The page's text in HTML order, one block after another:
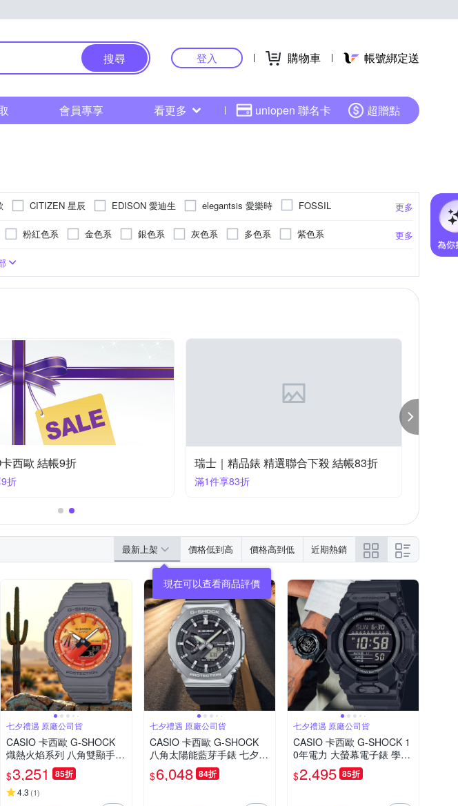
搜尋 登入 購物車 帳號綁定送
會員專享 看更多 uniopen 聯名卡 超贈點
更多
CITIZEN 星辰 EDISON 愛迪生 elegantsis 愛樂時
FOSSIL
VA VA VOOM 其他品牌 更多
粉紅色系 金色系 銀色系 灰色系 多色系
紫色系
色系
鏡面
扣
西歐 結帳9折
折
瑞士｜精品錶 精選聯合下殺 結帳83折
滿1件享83折
最新上架 價格低到高 價格高到低 近期熱銷
七夕禮遇 原廠公司貨
CASIO 卡西歐 G-SHOCK
熾熱火焰系列 八角雙顯手錶
七夕寵愛季 送禮推薦 GA-2
100FL-8A
$3,251 85折
4.3 (1)
七夕禮遇 原廠公司貨
CASIO 卡西歐 G-SHOCK
八角太陽能藍芽手錶 七夕寵
愛季 送禮推薦 GBM-2100-1
A
$6,048 84折
七夕禮遇 原廠公司貨
CASIO 卡西歐 G-SHOCK 1
0年電力 大螢幕電子錶 學生
錶 七夕寵愛季 送禮推薦 GD
-010-1A1
$2,495 85折